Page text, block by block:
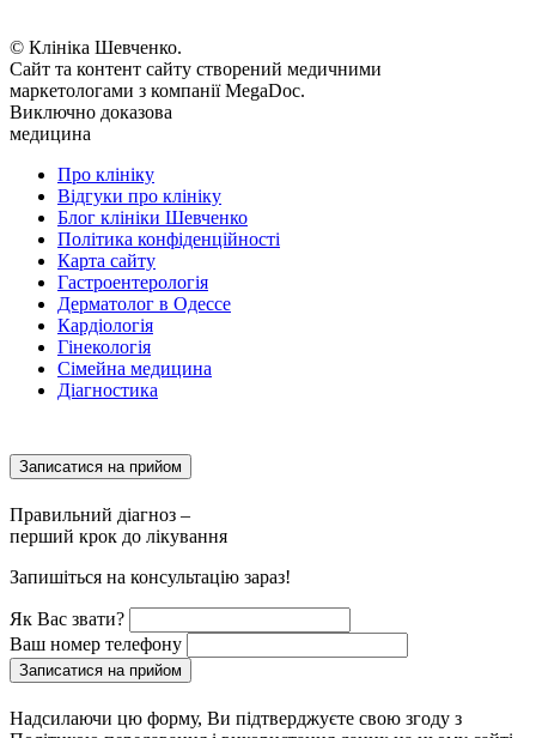
© Клініка Шевченко.
Сайт та контент сайту створений медичними
маркетологами з компанії MegaDoc.
Виключно доказова
медицина
Про клініку
Відгуки про клініку
Блог клініки Шевченко
Політика конфіденційності
Карта сайту
Гастроентерологія
Дерматолог в Одессе
Кардіологія
Гінекологія
Сімейна медицина
Діагностика
Записатися на прийом
Правильний діагноз –
перший крок до лікування
Запишіться на консультацію зараз!
Як Вас звати?
Ваш номер телефону
Записатися на прийом
Надсилаючи цю форму, Ви підтверджуєте свою згоду з